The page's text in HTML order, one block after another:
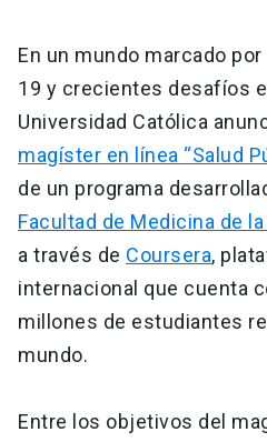
En un mundo marcado
19 y crecientes desafíos
Universidad Católica
magíster en línea “Salud
de un programa
Facultad de Medicina de la
a través de Coursera,
internacional que cuenta
millones de estudiantes
mundo.
Entre los objetivos del